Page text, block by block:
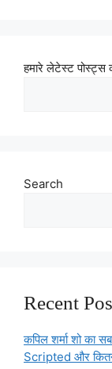
हमारे लेटेस्ट
Search
Recent
कपिल शर्मा शो का
Scripted और